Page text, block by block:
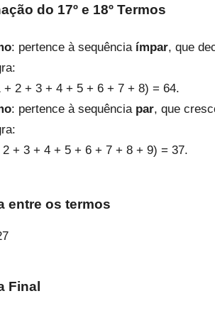
do 17º e 18º Termos
: pertence à sequência ímpar, que
+ 2 + 3 + 4 + 5 + 6 + 7 + 8) = 64.
: pertence à sequência par, que
+ 3 + 4 + 5 + 6 + 7 + 8 + 9) = 37.
entre os termos
Final